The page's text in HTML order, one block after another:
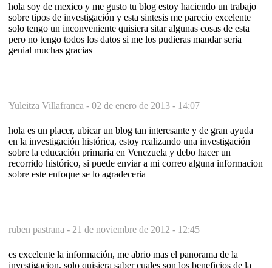
hola soy de mexico y me gusto tu blog estoy haciendo un trabajo
sobre tipos de investigación y esta sintesis me parecio excelente
solo tengo un inconveniente quisiera sitar algunas cosas de esta
pero no tengo todos los datos si me los pudieras mandar seria
genial muchas gracias
Yuleitza Villafranca - 02 de enero de 2013 - 14:07
hola es un placer, ubicar un blog tan interesante y de gran ayuda
en la investigación histórica, estoy realizando una investigación
sobre la educación primaria en Venezuela y debo hacer un
recorrido histórico, si puede enviar a mi correo alguna informacion
sobre este enfoque se lo agradeceria
ruben pastrana - 21 de noviembre de 2012 - 12:45
es excelente la información, me abrio mas el panorama de la
investigacion, solo quisiera saber cuales son los beneficios de la